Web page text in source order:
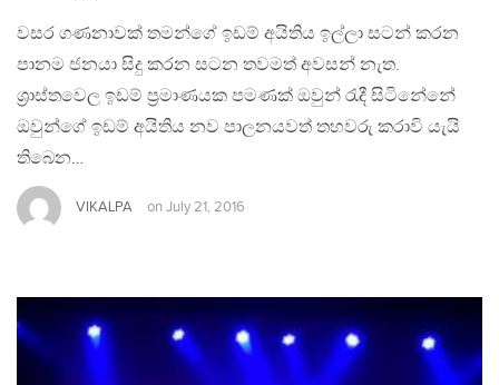
වසර ගණනාවක් තමන්ගේ ඉඩම් අයිතිය ඉල්ලා සටන් කරන
පානම ජනයා සිදු කරන සටන තවමත් අවසන් නැත.
ශ්‍රාස්තවෙල ඉඩම් ප්‍රමාණයක පමණක් ඔවුන් රැදී සිටිනේනේ
ඔවුන්ගේ ඉඩම් අයිතිය නව පාලනයවත් තහවරු කරාවි යැයි
තිබෙන…
VIKALPA on July 21, 2016